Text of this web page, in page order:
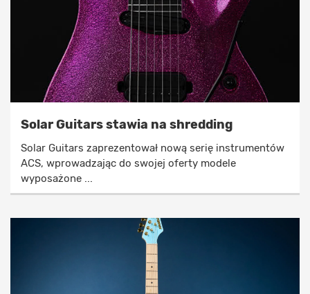
Solar Guitars stawia na shredding
Solar Guitars zaprezentował nową serię instrumentów
ACS, wprowadzając do swojej oferty modele
wyposażone ...